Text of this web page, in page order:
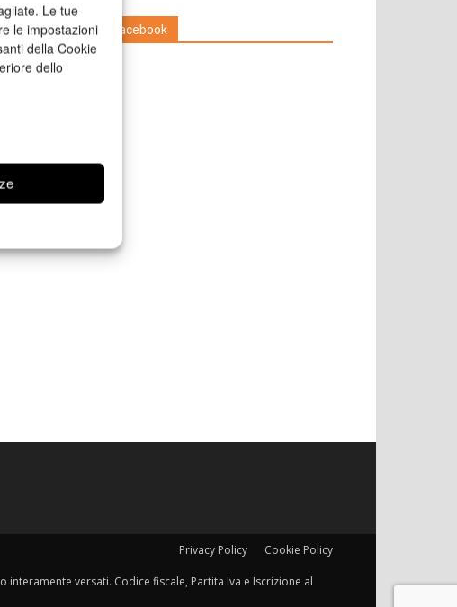
Le tue
le impostazioni
della Cookie
dello
Seguici su Facebook
Privacy Policy Cookie Policy
interamente versati. Codice fiscale, Partita Iva e Iscrizione al